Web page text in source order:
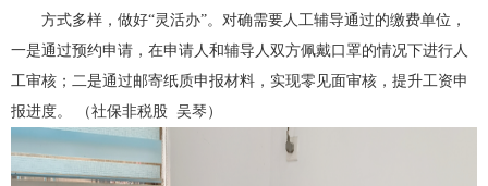
方式多样，做好“灵活办”。对确需要人工辅导通过的缴费单位，
一是通过预约申请，在申请人和辅导人双方佩戴口罩的情况下进行人
工审核；二是通过邮寄纸质申报材料，实现零见面审核，提升工资申
报进度。
（社保非税股 吴琴）